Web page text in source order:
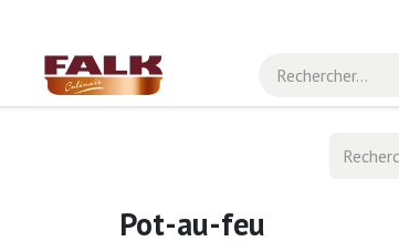
Pot-au-feu